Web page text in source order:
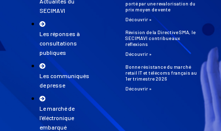
SECIMAVI
Les réponses à
consultations
publiques
Les communiqués
de presse
Le marché de
l'éléctronique
embarqué
porté par une revalorisation du
prix moyen de vente
Découvrir »
Révision de la Directive SMA, le
SECIMAVI contribue aux
réflexions
Découvrir »
Bonne résistance du marché
retail IT et télécoms français au
1er trimestre 2026
Découvrir »